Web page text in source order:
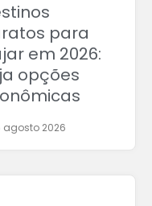
para
em 2026:
opções
agosto 2026